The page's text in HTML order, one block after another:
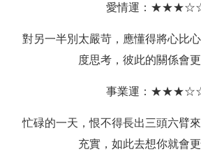
愛情運：
對另一半別太嚴苛，應懂得將心比
度思考，彼此的關係會更
事業運：
忙碌的一天，恨不得長出三頭六臂
充實，如此去想你就會更